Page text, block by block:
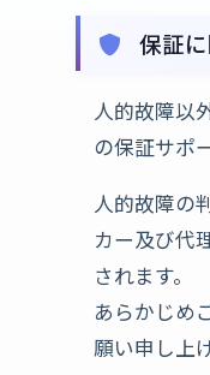
保証
人的故障以
の保証サポ
人的故障の
カー及び代
されます。
あらかじめ
願い申し上